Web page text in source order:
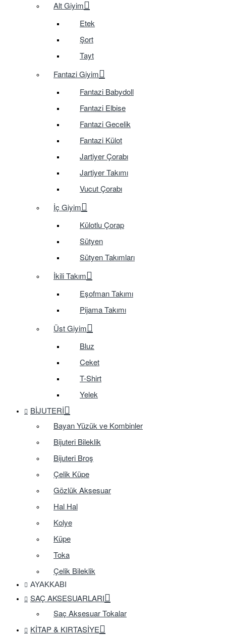
Alt Giyim
Etek
Şort
Tayt
Fantazi Giyim
Fantazi Babydoll
Fantazi Elbise
Fantazi Gecelik
Fantazi Külot
Jartiyer Çorabı
Jartiyer Takımı
Vucut Çorabı
İç Giyim
Külotlu Çorap
Sütyen
Sütyen Takımları
İkili Takım
Eşofman Takımı
Pijama Takımı
Üst Giyim
Bluz
Ceket
T-Shirt
Yelek
BIJUTERI
Bayan Yüzük ve Kombinler
Bijuteri Bileklik
Bijuteri Broş
Çelik Küpe
Gözlük Aksesuar
Hal Hal
Kolye
Küpe
Toka
Çelik Bileklik
AYAKKABI
SAÇ AKSESUARLARI
Saç Aksesuar Tokalar
KITAP & KIRTASIYE